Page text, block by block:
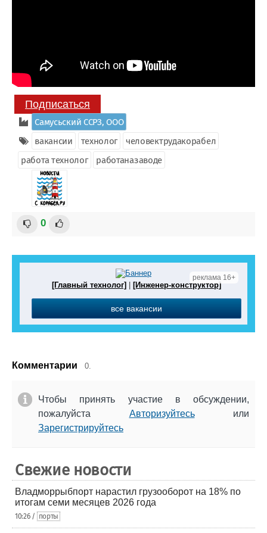
Подписаться
Самусьский CCРЗ, ООО
вакансии
технолог
человектрудакорабел
работа технолог
работаназаводе
0
реклама 16+
[Главный технолог] | [Инженер-конструктор]
все вакансии
Комментарии 0.
Чтобы принять участие в обсуждении,
пожалуйста Авторизуйтесьили
Зарегистрируйтесь
Свежие новости
Владморрыбпорт нарастил грузооборот на 18% по
итогам семи месяцев 2026 года
10:26 / порты